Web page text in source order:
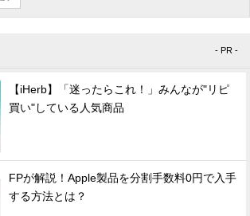
- PR -
【iHerb】「迷ったらこれ！」みんなが"リピ
買い"している人気商品
FPが解説！Apple製品を分割手数料0円で入手
する方法とは？